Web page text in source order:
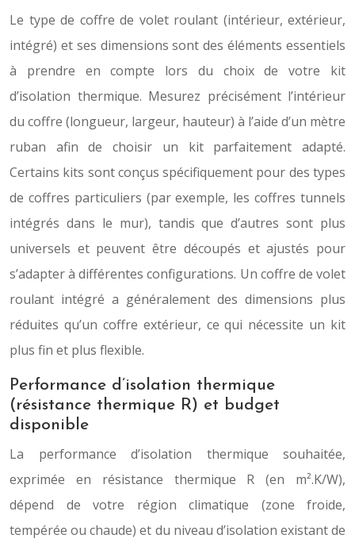
Le type de coffre de volet roulant (intérieur, extérieur,
intégré) et ses dimensions sont des éléments essentiels
à prendre en compte lors du choix de votre kit
d’isolation thermique. Mesurez précisément l’intérieur
du coffre (longueur, largeur, hauteur) à l’aide d’un mètre
ruban afin de choisir un kit parfaitement adapté.
Certains kits sont conçus spécifiquement pour des types
de coffres particuliers (par exemple, les coffres tunnels
intégrés dans le mur), tandis que d’autres sont plus
universels et peuvent être découpés et ajustés pour
s’adapter à différentes configurations. Un coffre de volet
roulant intégré a généralement des dimensions plus
réduites qu’un coffre extérieur, ce qui nécessite un kit
plus fin et plus flexible.
Performance d’isolation thermique
(résistance thermique R) et budget
disponible
La performance d’isolation thermique souhaitée,
exprimée en résistance thermique R (en m².K/W),
dépend de votre région climatique (zone froide,
tempérée ou chaude) et du niveau d’isolation existant de